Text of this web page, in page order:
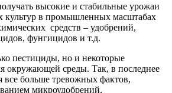
высокие и стабильные урожаи
культур в промышленных масштабах
средств – удобрений,
фунгицидов и т.д.
пестициды, но и некоторые
окружающей среды. Так, в последнее
все больше тревожных фактов,
микроудобрений,